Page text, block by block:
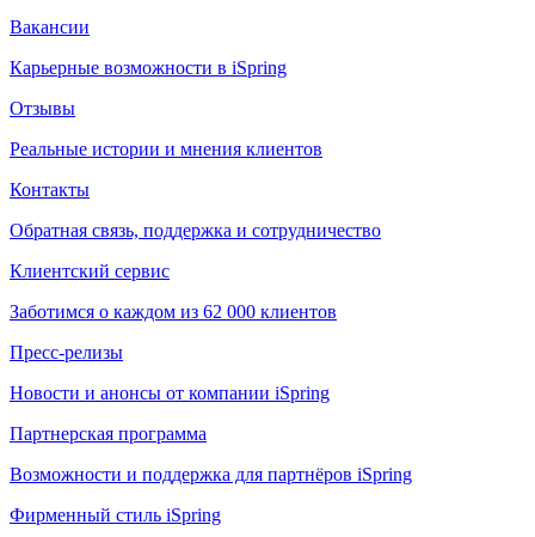
Вакансии
Карьерные возможности в iSpring
Отзывы
Реальные истории и мнения клиентов
Контакты
Обратная связь, поддержка и сотрудничество
Клиентский сервис
Заботимся о каждом из 62 000 клиентов
Пресс-релизы
Новости и анонсы от компании iSpring
Партнерская программа
Возможности и поддержка для партнёров iSpring
Фирменный стиль iSpring